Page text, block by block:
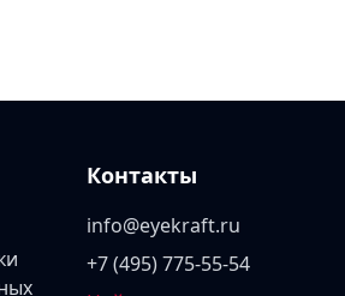
Контакты
info@eyekraft.ru
+7 (495) 775-55-54